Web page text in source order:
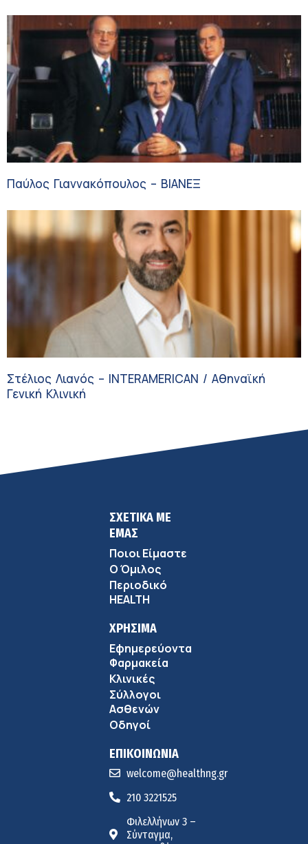
Παύλος Γιαννακόπουλος – ΒΙΑΝΕΞ
Στέλιος Λιανός – INTERAMERICAN / Αθηναϊκή
Γενική Κλινική
ΣΧΕΤΙΚΑ ΜΕ
ΕΜΑΣ
Ποιοι Είμαστε
Ο Όμιλος
Περιοδικό
HEALTH
ΧΡΗΣΙΜΑ
Εφημερεύοντα
Φαρμακεία
Κλινικές
Σύλλογοι
Ασθενών
Οδηγοί
ΕΠΙΚΟΙΝΩΝΙΑ
welcome@healthng.gr
210 3221525
Φιλελλήνων 3 –
Σύνταγμα,